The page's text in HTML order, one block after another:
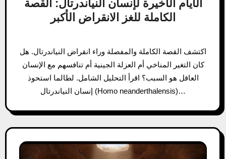
الأيام الأخيرة لإنسان النياندرتال: القصة
الكاملة للغز الانقراض الأكبر
اكتشف القصة الكاملة والمفصلة وراء انقراض النياندرتال. هل
كان التغير المناخي أم العزلة الجينية أم تنافسهم مع الإنسان
العاقل هو السبب؟ اقرأ التحليل الشامل. لطالما استحوذ
إنسان النياندرتال (Homo neanderthalensis)…